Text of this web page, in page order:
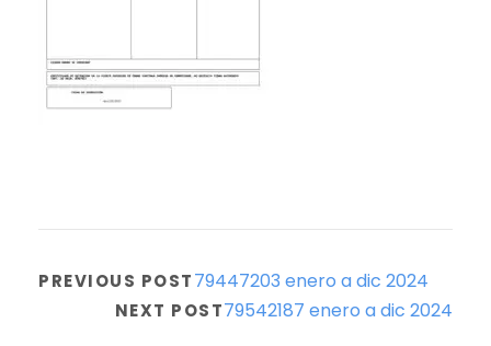
PREVIOUS POST79447203 enero a dic 2024
NEXT POST79542187 enero a dic 2024